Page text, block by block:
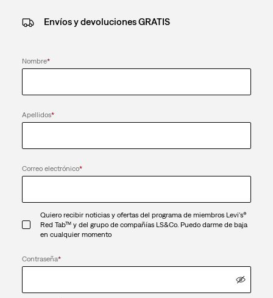
Envíos y devoluciones GRATIS
Nombre*
Apellidos*
Correo electrónico*
Quiero recibir noticias y ofertas del programa de miembros Levi's®
Red Tab™ y del grupo de compañías LS&Co. Puedo darme de baja
en cualquier momento
Contraseña*